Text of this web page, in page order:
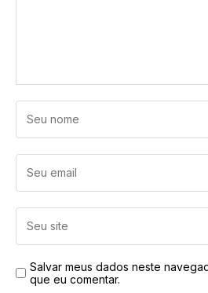
Salvar meus dados neste
que eu comentar.